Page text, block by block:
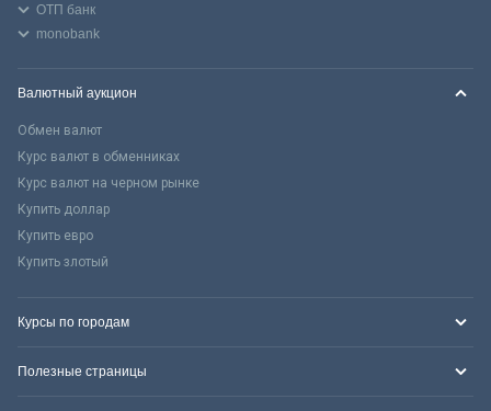
ОТП банк
monobank
Валютный аукцион
Обмен валют
Курс валют в обменниках
Курс валют на черном рынке
Купить доллар
Купить евро
Купить злотый
Курсы по городам
Полезные страницы